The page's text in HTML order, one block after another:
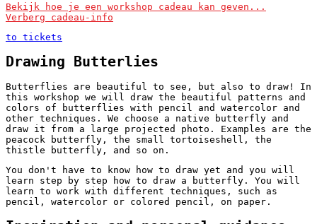
Ik wil deze workshop als cadeau geven
en mailadres en vermeld bij ‘Opmerking’ voor wie het
persoon/personen.
reserveren dan nog geen plek, maar wachten tot de
ontvanger zelf een datum doorgeeft om mee te doen.
Lees s.v.p. ook deAlgemene voorwaarden, onder het
kopje ‘Inschrijving als cadeau’.
Ik wil een zelf te kiezen workshop cadeau geven
Wil je dat de ontvanger zelf een workshop kan kiezen?
Schrijf je dan in met je eigen naam en mailadres bij
een workshop die als prijs de waarde van je cadeau
heeft.
Bekijk hoe je een workshop cadeau kan geven...
Verberg cadeau-info
to tickets
Drawing Butterlies
Butterflies are beautiful to see, but also to draw! In
this workshop we will draw the beautiful patterns and
colors of butterflies with pencil and watercolor and
other techniques. We choose a native butterfly and
draw it from a large projected photo. Examples are the
peacock butterfly, the small tortoiseshell, the
thistle butterfly, and so on.
You don't have to know how to draw yet and you will
learn step by step how to draw a butterfly. You will
learn to work with different techniques, such as
pencil, watercolor or colored pencil, on paper.